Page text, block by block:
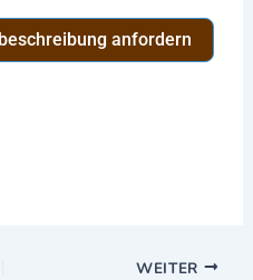
anfordern
WEITER